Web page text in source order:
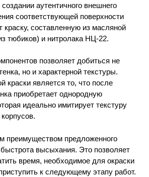
аутентичного внешнего
соответствующей поверхности
составленную из масляной
тюбиков) и нитролака НЦ-22.
позволяет добиться не
но и характерной текстуры.
краски является то, что после
приобретает однородную
идеально имитирует текстуру
преимуществом предложенного
высыхания. Это позволяет
время, необходимое для окраски
к следующему этапу работ.